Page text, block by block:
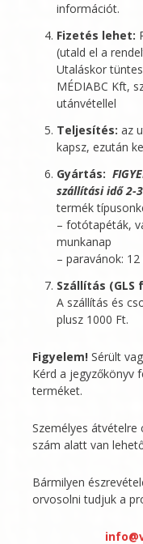
információt.
Fizetés lehet:
(utald el a
Utaláskor
MÉDIABC Kft,
utánvétellel
Teljesítés: az
kapsz, ezután
Gyártás:
szállítási idő 2-
termék
– fotótapéták,
munkanap
– paravánok:
Szállítás
A szállítás és
plusz 1000 Ft.
Figyelem! Sérült
Kérd a jegyzőkönyv
terméket.
Személyes átvételre
szám alatt van
Bármilyen
orvosolni tudjuk a